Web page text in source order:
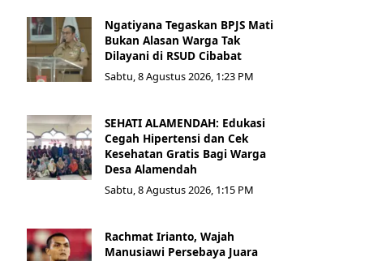
Ngatiyana Tegaskan BPJS Mati
Bukan Alasan Warga Tak
Dilayani di RSUD Cibabat
Sabtu, 8 Agustus 2026, 1:23 PM
SEHATI ALAMENDAH: Edukasi
Cegah Hipertensi dan Cek
Kesehatan Gratis Bagi Warga
Desa Alamendah
Sabtu, 8 Agustus 2026, 1:15 PM
Rachmat Irianto, Wajah
Manusiawi Persebaya Juara